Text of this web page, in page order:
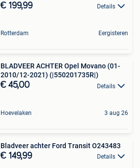
€ 199,99 Details
Rotterdam Eergisteren
BLADVEER ACHTER Opel Movano (01-
2010/12-2021) (|550201735R|)
€ 45,00 Details
Hoevelaken 3 aug 26
Bladveer achter Ford Transit O243483
€ 149,99 Details